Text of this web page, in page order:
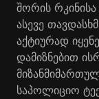
შორის
ასევე
აქტიურად
დამიზნებით
საპოლიციო